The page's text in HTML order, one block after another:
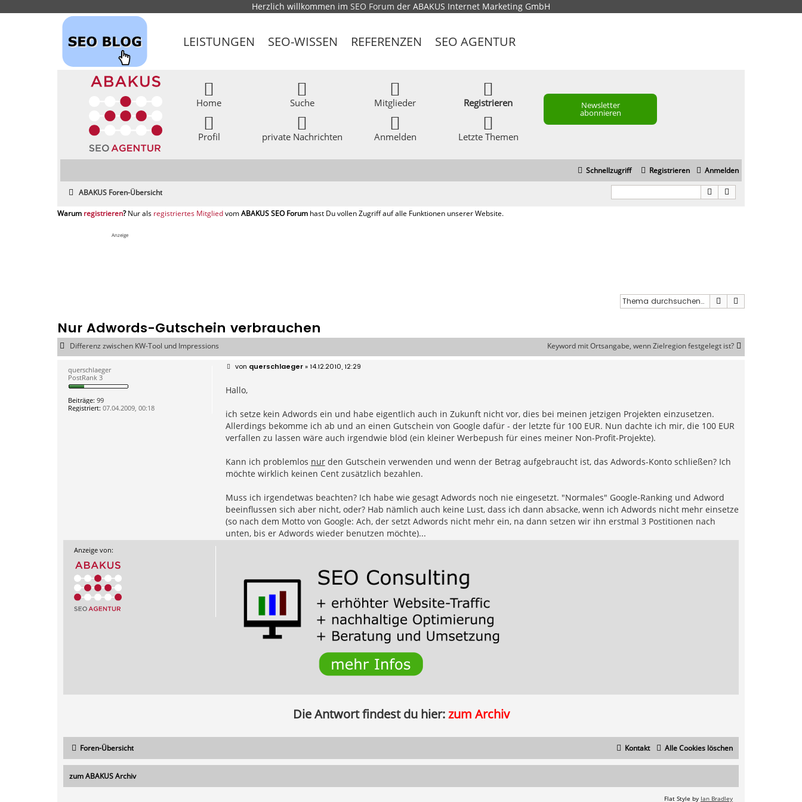
Herzlich willkommen im SEO Forum der ABAKUS Internet Marketing GmbH
LEISTUNGEN SEO-WISSEN REFERENZEN SEO AGENTUR
Home
Profil
Suche
private Nachrichten
Mitglieder
Anmelden
Registrieren
Letzte Themen
Newsletter
abonnieren
Schnellzugriff Anmelden
Registrieren
ABAKUS Foren-Übersicht
registrieren registriertes Mitglied
Anzeige
Suche
Nur Adwords-Gutschein verbrauchen
Differenz zwischen KW-Tool und Impressions Keyword mit Ortsangabe, wenn Zielregion festgelegt ist?
querschlaeger
PostRank 3
Beiträge: 99
Registriert: 07.04.2009, 00:18
B
t
g
von querschlaeger» 14.12.2010, 12:29
Hallo,
ich setze kein Adwords ein und habe eigentlich auch in Zukunft nicht vor, dies bei meinen jetzigen Projekten einzusetzen.
Allerdings bekomme ich ab und an einen Gutschein von Google dafür - der letzte für 100 EUR. Nun dachte ich mir, die 100 EUR
verfallen zu lassen wäre auch irgendwie blöd (ein kleiner Werbepush für eines meiner Non-Profit-Projekte).
Kann ich problemlos nurden Gutschein verwenden und wenn der Betrag aufgebraucht ist, das Adwords-Konto schließen? Ich
möchte wirklich keinen Cent zusätzlich bezahlen.
Muss ich irgendetwas beachten? Ich habe wie gesagt Adwords noch nie eingesetzt. "Normales" Google-Ranking und Adword
beeinflussen sich aber nicht, oder? Hab nämlich auch keine Lust, dass ich dann absacke, wenn ich Adwords nicht mehr einsetze
(so nach dem Motto von Google: Ach, der setzt Adwords nicht mehr ein, na dann setzen wir ihn erstmal 3 Postitionen nach
unten, bis er Adwords wieder benutzen möchte)...
Anzeige von:
Die Antwort findest du hier:zum Archiv
Foren-Übersicht Alle Cookies löschen
Kontakt
zum ABAKUS Archiv
Flat Style by Ian Bradley